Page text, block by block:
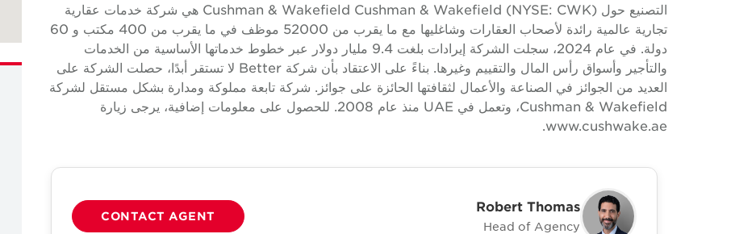
التصنيع حول Cushman & Wakefield Cushman & Wakefield (NYSE: CWK) هي شركة خدمات عقارية
تجارية عالمية رائدة لأصحاب العقارات وشاغليها مع ما يقرب من 52000 موظف في ما يقرب من 400 مكتب و 60
دولة. في عام 2024، سجلت الشركة إيرادات بلغت 9.4 مليار دولار عبر خطوط خدماتها الأساسية من الخدمات
والتأجير وأسواق رأس المال والتقييم وغيرها. بناءً على الاعتقاد بأن شركة Better لا تستقر أبدًا، حصلت الشركة على
العديد من الجوائز في الصناعة والأعمال لثقافتها الحائزة على جوائز. شركة تابعة مملوكة ومدارة بشكل مستقل لشركة
Cushman & Wakefield، وتعمل في UAE منذ عام 2008. للحصول على معلومات إضافية، يرجى زيارة
www.cushwake.ae.
Robert Thomas
Head of Agency
CONTACT AGENT